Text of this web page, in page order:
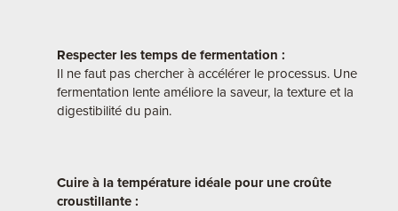
Respecter les temps de fermentation :
Il ne faut pas chercher à accélérer le processus. Une
fermentation lente améliore la saveur, la texture et la
digestibilité du pain.
Cuire à la température idéale pour une croûte
croustillante :